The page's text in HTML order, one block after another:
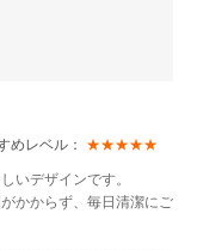
レベル：
★★★★★
いデザインです。
かからず、毎日清潔にご